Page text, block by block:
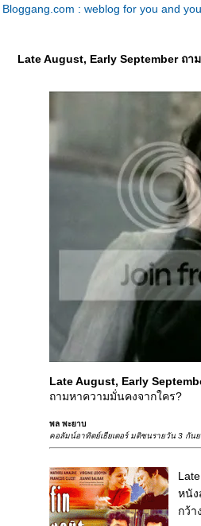
Bloggang.com : weblog for you and
Late August, Early September ถา
Late August, Early
ถามหาความมั่นคงจากใคร?
พล พะยาบ
คอลัมน์อาทิตย์เธียเตอร์ มติชนรายวัน 3 กัน
หนัง
กว้าง